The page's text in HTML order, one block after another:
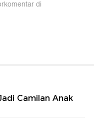
Camilan Anak